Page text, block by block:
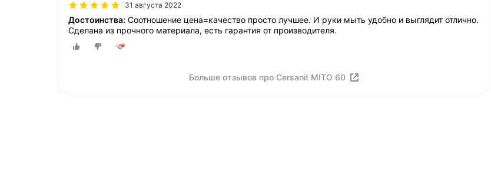
31 августа 2022
Достоинства: Соотношение цена=качество просто лучшее. И руки мыть удобно и выглядит отлично.
Сделана из прочного материала, есть гарантия от производителя.
Больше отзывов про Cersanit MITO 60